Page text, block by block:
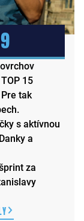
15
tak
s aktívnou
a
za